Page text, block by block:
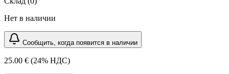
Нет в наличии
Сообщить, когда появится в наличии
25.00 € (24% НДС)